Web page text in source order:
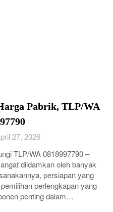
Pabrik, TLP/WA
27, 2026
TLP/WA 0818997790 –
diidamkan oleh banyak
persiapan yang
perlengkapan yang
penting dalam…